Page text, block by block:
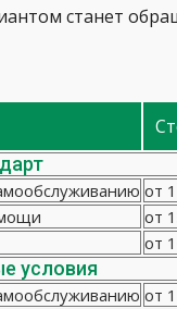
станет
от
от
от
условия
от